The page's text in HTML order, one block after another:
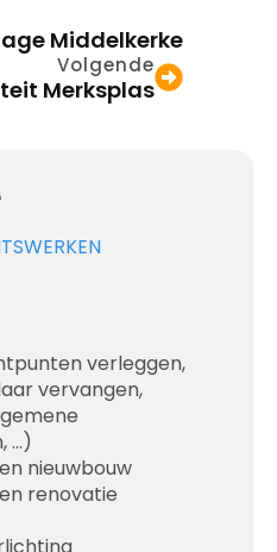
verleggen,
vervangen,
...)
nieuwbouw
renovatie
Middelkerke
Volgende
Merksplas